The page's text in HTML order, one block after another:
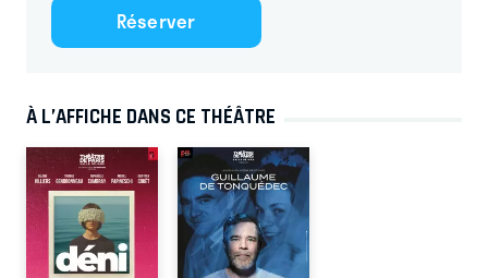
Réserver
À L’AFFICHE DANS CE THÉÂTRE